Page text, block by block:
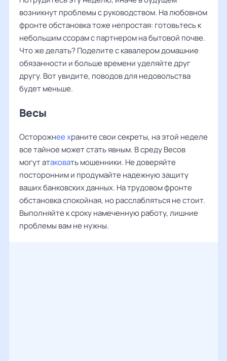
возникнут проблемы с руководством. На любовном
фронте обстановка тоже непростая: готовьтесь к
небольшим ссорам с партнером на бытовой почве.
Что же делать? Поделите с кавалером домашние
обязанности и больше времени уделяйте друг
другу. Вот увидите, поводов для недовольства
будет меньше.
Весы
Осторожнее храните свои секреты, на этой неделе
все тайное может стать явным. В среду Весов
могут атаковать мошенники. Не доверяйте
посторонним и продумайте надежную защиту
ваших банковских данных. На трудовом фронте
обстановка спокойная, но расслабляться не стоит.
Выполняйте к сроку намеченную работу, лишние
проблемы вам не нужны.